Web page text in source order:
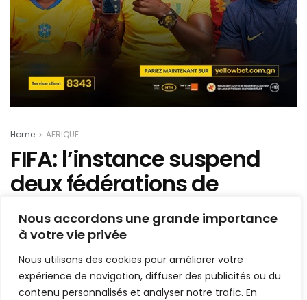
Nous accordons une grande importance
à votre vie privée
Nous utilisons des cookies pour améliorer votre
expérience de navigation, diffuser des publicités ou du
contenu personnalisés et analyser notre trafic. En
Home AFRIQUE
FIFA: l’instance suspend
deux fédérations de
football en Afrique !
Mis en ligne parkaba Paparasi Kouyate
14 mars 2022
Temps de lecture:2 minutes